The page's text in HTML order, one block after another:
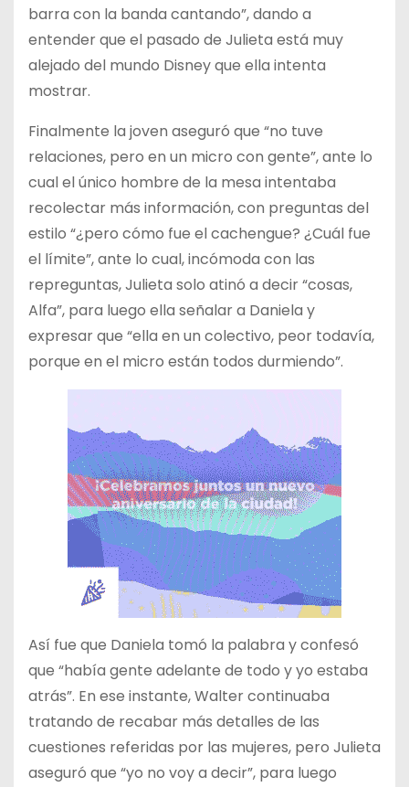
barra con la banda cantando”, dando a
entender que el pasado de Julieta está muy
alejado del mundo Disney que ella intenta
mostrar.
Finalmente la joven aseguró que “no tuve
relaciones, pero en un micro con gente”, ante lo
cual el único hombre de la mesa intentaba
recolectar más información, con preguntas del
estilo “¿pero cómo fue el cachengue? ¿Cuál fue
el límite”, ante lo cual, incómoda con las
repreguntas, Julieta solo atinó a decir “cosas,
Alfa”, para luego ella señalar a Daniela y
expresar que “ella en un colectivo, peor todavía,
porque en el micro están todos durmiendo”.
Así fue que Daniela tomó la palabra y confesó
que “había gente adelante de todo y yo estaba
atrás”. En ese instante, Walter continuaba
tratando de recabar más detalles de las
cuestiones referidas por las mujeres, pero Julieta
aseguró que “yo no voy a decir”, para luego